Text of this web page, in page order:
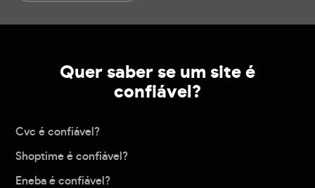
Quer saber se um site é
confiável?
Cvc é confiável?
Shoptime é confiável?
Eneba é confiável?